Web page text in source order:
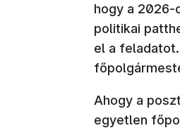
hogy a
politikai
el a
Ahogy a
egyetlen